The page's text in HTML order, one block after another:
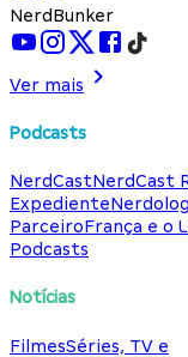
NerdBunker
Ver mais
Podcasts
NerdCastNerdCast
Expediente
ParceiroFrança e o
Podcasts
Notícias
FilmesSéries, TV e